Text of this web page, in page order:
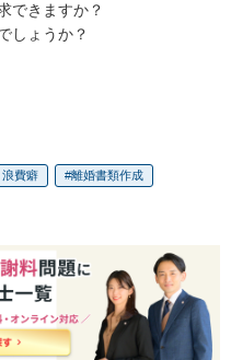
できますか？
しょうか？
費癖 離婚書類作成